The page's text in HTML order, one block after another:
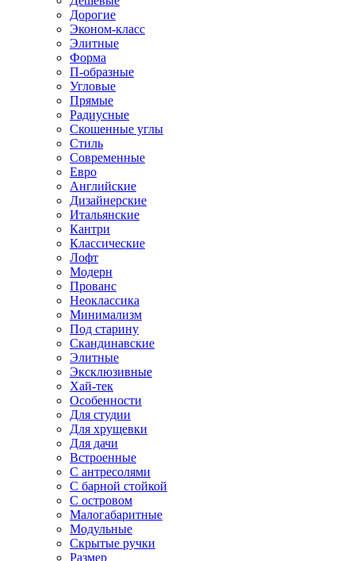
Дорогие
Эконом-класс
Элитные
Форма
П-образные
Угловые
Прямые
Радиусные
Скошенные углы
Стиль
Современные
Евро
Английские
Дизайнерские
Итальянские
Кантри
Классические
Лофт
Модерн
Прованс
Неоклассика
Минимализм
Под старину
Скандинавские
Элитные
Эксклюзивные
Хай-тек
Особенности
Для студии
Для хрущевки
Для дачи
Встроенные
С антресолями
С барной стойкой
С островом
Малогабаритные
Модульные
Скрытые ручки
Размер